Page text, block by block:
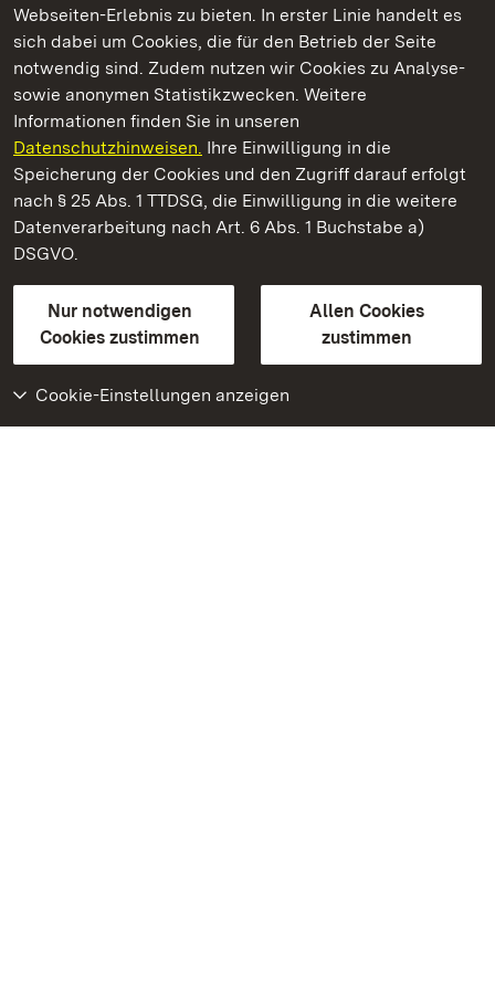
Webseiten-Erlebnis zu bieten. In erster Linie handelt es
sich dabei um Cookies, die für den Betrieb der Seite
notwendig sind. Zudem nutzen wir Cookies zu Analyse-
sowie anonymen Statistikzwecken. Weitere
Informationen finden Sie in unseren
Datenschutzhinweisen. Ihre Einwilligung in die
Speicherung der Cookies und den Zugriff darauf erfolgt
nach § 25 Abs. 1 TTDSG, die Einwilligung in die weitere
Datenverarbeitung nach Art. 6 Abs. 1 Buchstabe a)
DSGVO.
Nur notwendigen
Cookies zustimmen
Allen Cookies
zustimmen
Cookie-Einstellungen anzeigen
Kommen. Staunen. Genießen.
Staatliche Schlösser und Gärten Baden‑Württemberg
Staatliche Schlösser und Gärten Baden-Württemberg
Kontakt
GebärdenspracheLeichte Sprache
Erklärung zur Barrierefreiheit
BITV-konform (geprüfte Seiten)
Weiteres